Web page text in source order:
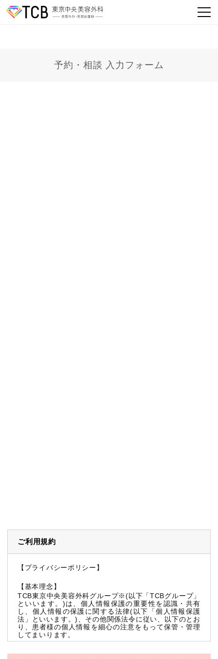
予約・相談 入力フォーム
ご利用規約
【プライバシーポリシー】
【基本理念】
TCB東京中央美容外科グループ※(以下「TCBグループ」
といいます。)は、個人情報保護の重要性を認識・共有
し、個人情報の保護に関する法律(以下「個人情報保護
法」といいます。)、その他関係法令に従い、以下のとお
り、患者様の個人情報を細心の注意をもって保管・管理
してまいります。
※TCBグループとは以下を総称していいます。